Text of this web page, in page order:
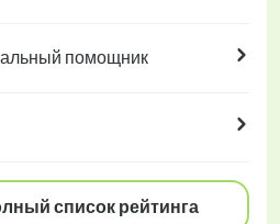
помощник
список рейтинга